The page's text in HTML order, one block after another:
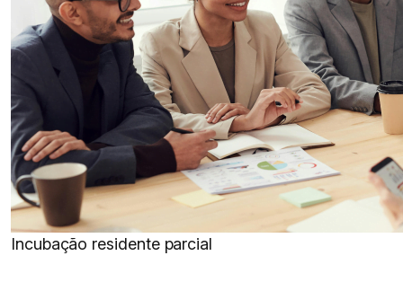
Incubação residente parcial